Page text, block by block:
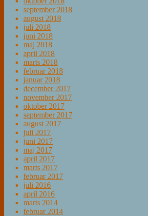
september 2018
august 2018
juli 2018
juni 2018
maj 2018
april 2018
marts 2018
februar 2018
januar 2018
december 2017
november 2017
oktober 2017
september 2017
august 2017
juli 2017
juni 2017
maj 2017
april 2017
marts 2017
februar 2017
juli 2016
april 2016
marts 2014
februar 2014